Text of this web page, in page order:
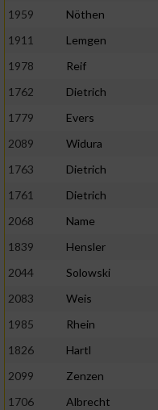
1959
Nöthen
1911
Lemgen
1978
Reif
1762
Dietrich
1779
Evers
2089
Widura
1763
Dietrich
1761
Dietrich
2068
Name
1839
Hensler
2044
Solowski
2083
Weis
1985
Rhein
1826
Hartl
2099
Zenzen
1706
Albrecht
personalisierter Inhalte
Messung der
Analyse von
oder Kombinationen von
verschiedenen Quellen
Verwendung
von Inhalten
IAB-Besonderheiten:
Verwendung genauer
Geräte anhand von